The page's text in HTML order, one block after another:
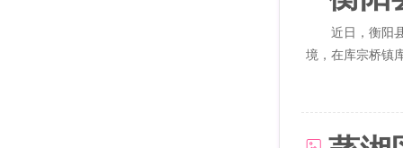
近日，衡阳
境，在库宗桥镇